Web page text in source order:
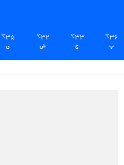
36
℃
پ
33
℃
ج
32
℃
ش
35
℃
ی